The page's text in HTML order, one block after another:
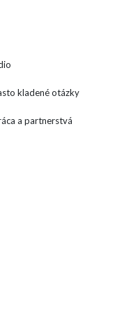
kladené otázky
a partnerstvá